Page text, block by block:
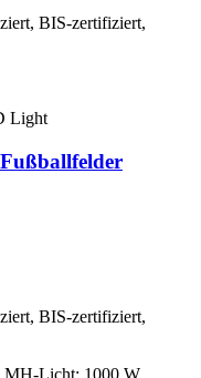
BIS-zertifiziert,
BIS-zertifiziert,